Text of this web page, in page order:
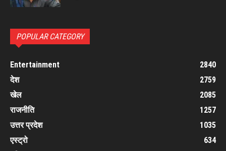
POPULAR CATEGORY
Entertainment
2840
देश
2759
खेल
2085
राजनीति
1257
उत्तर प्रदेश
1035
एस्ट्रो
634